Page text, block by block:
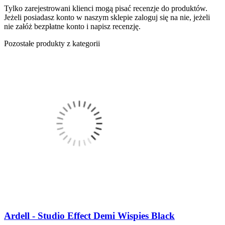
Tylko zarejestrowani klienci mogą pisać recenzje do produktów.
Jeżeli posiadasz konto w naszym sklepie zaloguj się na nie, jeżeli
nie załóż bezpłatne konto i napisz recenzję.
Pozostałe produkty z kategorii
Ardell - Studio Effect Demi Wispies Black